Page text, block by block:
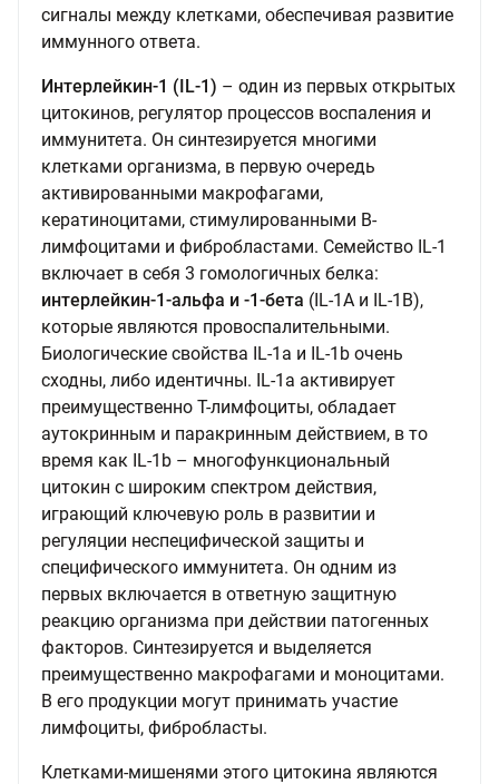
сигналы между клетками, обеспечивая развитие
иммунного ответа.
Интерлейкин-1 (IL-1) – один из первых открытых
цитокинов, регулятор процессов воспаления и
иммунитета. Он синтезируется многими
клетками организма, в первую очередь
активированными макрофагами,
кератиноцитами, стимулированными B-
лимфоцитами и фибробластами. Семейство IL-1
включает в себя 3 гомологичных белка:
интерлейкин-1-альфа и -1-бета (IL-1A и IL-1B),
которые являются провоспалительными.
Биологические свойства IL-1a и IL-1b очень
сходны, либо идентичны. IL-1a активирует
преимущественно Т-лимфоциты, обладает
аутокринным и паракринным действием, в то
время как IL-1b – многофункциональный
цитокин с широким спектром действия,
играющий ключевую роль в развитии и
регуляции неспецифической защиты и
специфического иммунитета. Он одним из
первых включается в ответную защитную
реакцию организма при действии патогенных
факторов. Синтезируется и выделяется
преимущественно макрофагами и моноцитами.
В его продукции могут принимать участие
лимфоциты, фибробласты.
Клетками-мишенями этого цитокина являются